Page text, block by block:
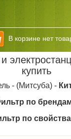
В корзине нет
купить
- (Митсуба) -
по
по